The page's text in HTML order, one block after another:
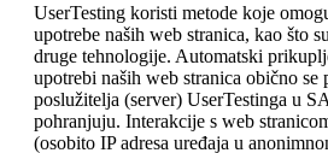
UserTesting koristi metode koje
upotrebe naših web stranica, kao što
druge tehnologije. Automatski
upotrebi naših web stranica obično se
poslužitelja (server) UserTestinga u
pohranjuju. Interakcije s web
(osobito IP adresa uređaja u